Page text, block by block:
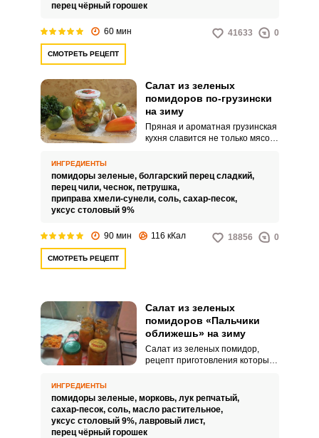
перец чёрный горошек
60 мин 41633 0
СМОТРЕТЬ РЕЦЕПТ
Салат из зеленых
помидоров по-грузински
на зиму
Пряная и ароматная грузинская
кухня славится не только мясом,
получается довольно острым и
пикантным, прекрасно
сочетается с жирными и
ИНГРЕДИЕНТЫ
помидоры зеленые, болгарский перец сладкий,
перец чили, чеснок, петрушка,
приправа хмели-сунели, соль, сахар-песок,
уксус столовый 9%
90 мин 116 кКал 18856 0
СМОТРЕТЬ РЕЦЕПТ
Салат из зеленых
помидоров «Пальчики
оближешь» на зиму
Салат из зеленых помидор,
рецепт приготовления которых
повседневной, так и
праздничной закуской,
поскольку это блюдо идеально
сочетается и с шашлыками, и
ИНГРЕДИЕНТЫ
помидоры зеленые, морковь, лук репчатый,
сахар-песок, соль, масло растительное,
уксус столовый 9%, лавровый лист,
перец чёрный горошек